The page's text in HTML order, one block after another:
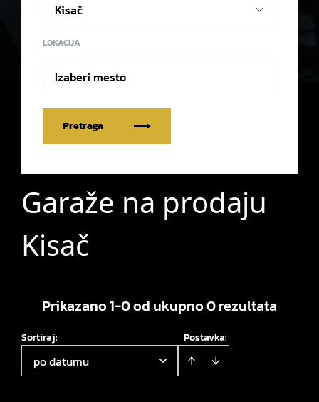
LOKACIJA
Izaberi mesto
Pretraga
Garaže na prodaju
Kisač
Prikazano 1-0 od ukupno 0 rezultata
Postavka:
Sortiraj:
po datumu